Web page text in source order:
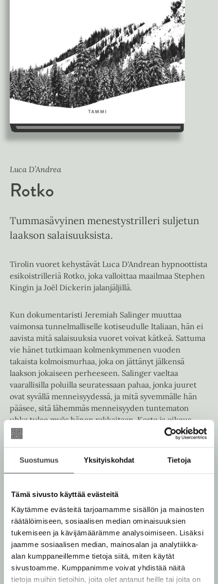
Suostumus Yksityiskohdat Tietoja
Tämä sivusto käyttää evästeitä
Käytämme evästeitä tarjoamamme sisällön ja mainosten
räätälöimiseen, sosiaalisen median ominaisuuksien
tukemiseen ja kävijämäärämme analysoimiseen. Lisäksi
jaamme sosiaalisen median, mainosalan ja analytiikka-
alan kumppaneillemme tietoja siitä, miten käytät
sivustoamme. Kumppanimme voivat yhdistää näitä
tietoja muihin tietoihin, joita olet antanut heille tai joita on
Luca D’Andrea
Rotko
Tummasävyinen menestystrilleri suljetun
laakson salaisuuksista.
Tirolin vuoret kehystävät Luca D'Andrean hypnoottista
esikoistrilleriä Rotko, joka valloittaa maailmaa Stephen
Kingin ja Joël Dickerin jalanjäljillä.
Kun dokumentaristi Jeremiah Salinger muuttaa
vaimonsa tunnelmalliselle kotiseudulle Italiaan, hän ei
aavista mitä salaisuuksia vuoret voivat kätkeä. Sattuma
vie hänet tutkimaan kolmenkymmenen vuoden
takaista kolmoismurhaa, joka on jättänyt jälkensä
laakson jokaiseen perheeseen. Salinger vaeltaa
vaarallisilla poluilla seuratessaan pahaa, jonka juuret
ovat syvällä menneisyydessä, ja mitä syvemmälle hän
pääsee, sitä lähemmäs menneisyyden tuntematon
uhka tulee myös hänen rakkaitaan. Kosto ja oikeus,
rakkaus ja petos kietoutuvat vyyhdeksi, jonka
purkautumista lukija seuraa henkeään pidättäen.
Lue näyte (pdf)
u
k
e
a
a
u
Kirjan kuvapankkikuvat